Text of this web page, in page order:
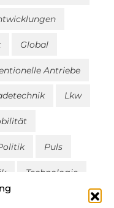
Global
Antriebe
Lkw
Puls
Technologie